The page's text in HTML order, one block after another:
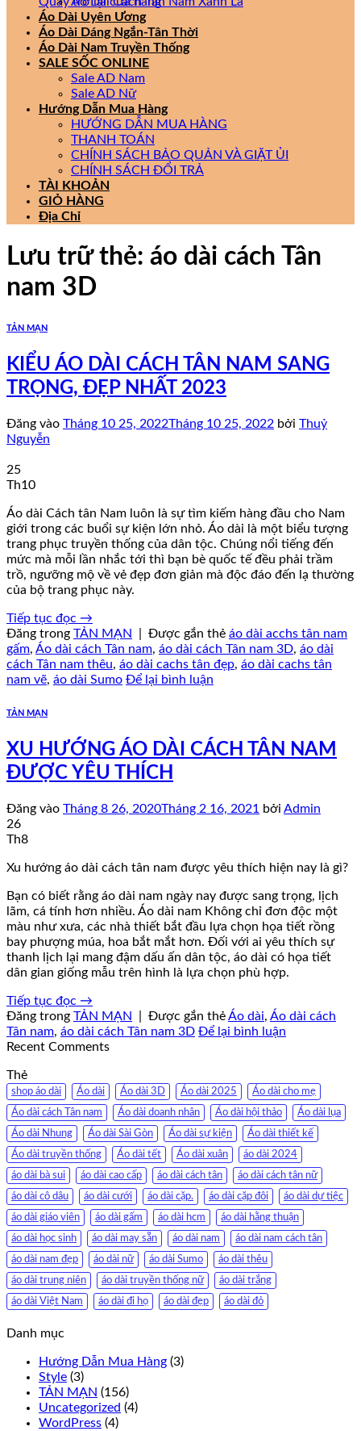
Áo Dài Uyên Ương
Áo Dài Dáng Ngắn-Tân Thời
Áo Dài Nam Truyền Thống
SALE SỐC ONLINE
Sale AD Nam
Sale AD Nữ
Hướng Dẫn Mua Hàng
HƯỚNG DẪN MUA HÀNG
THANH TOÁN
CHÍNH SÁCH BẢO QUẢN VÀ GIẶT ỦI
CHÍNH SÁCH ĐỔI TRẢ
TÀI KHOẢN
GIỎ HÀNG
Địa Chỉ
Lưu trữ thẻ: áo dài cách Tân
nam 3D
TẢN MẠN
KIỂU ÁO DÀI CÁCH TÂN NAM SANG
TRỌNG, ĐẸP NHẤT 2023
Đăng vào Tháng 10 25, 2022Tháng 10 25, 2022 bởi Thuỷ
Nguyễn
25
Th10
Áo dài Cách tân Nam luôn là sự tìm kiếm hàng đầu cho Nam
giới trong các buổi sự kiện lớn nhỏ. Áo dài là một biểu tượng
trang phục truyền thống của dân tộc. Chúng nổi tiếng đến
mức mà mỗi lần nhắc tới thì bạn bè quốc tế đều phải trầm
trồ, ngưỡng mộ về vẻ đẹp đơn giản mà độc đáo đến lạ thường
của bộ trang phục này.
Tiếp tục đọc →
Đăng trong TẢN MẠN Được gắn thẻ áo dài acchs tân nam
gấm, Áo dài cách Tân nam, áo dài cách Tân nam 3D, áo dài
cách Tân nam thêu, áo dài cachs tân đẹp, áo dài cachs tân
nam vẽ, áo dài Sumo Để lại bình luận
TẢN MẠN
XU HƯỚNG ÁO DÀI CÁCH TÂN NAM
ĐƯỢC YÊU THÍCH
Đăng vào Tháng 8 26, 2020Tháng 2 16, 2021 bởi Admin
26
Th8
Xu hướng áo dài cách tân nam được yêu thích hiện nay là gì?
Bạn có biết rằng áo dài nam ngày nay được sang trọng, lịch
lãm, cá tính hơn nhiều. Áo dài nam Không chỉ đơn độc một
màu như xưa, các nhà thiết bắt đầu lựa chọn họa tiết rồng
bay phượng múa, hoa bắt mắt hơn. Đối với ai yêu thích sự
thanh lịch lại mang đậm dấu ấn dân tộc, áo dài có họa tiết
dân gian giống mẫu trên hình là lựa chọn phù hợp.
Tiếp tục đọc →
Đăng trong TẢN MẠN Được gắn thẻÁo dài, Áo dài cách
Tân nam, áo dài cách Tân nam 3D Để lại bình luận
Recent Comments
Thẻ
shop áo dài Áo dài Áo dài 3D Áo dài 2025 Áo dài cho mẹ
Áo dài cách Tân nam Áo dài doanh nhân Áo dài hội thảo Áo dài lụa
Áo dài Nhung Áo dài Sài Gòn Áo dài sự kiện Áo dài thiết kế
Áo dài truyền thống Áo dài tết Áo dài xuân áo dài 2024
áo dài bà sui áo dài cao cấp áo dài cách tân áo dài cách tân nữ
áo dài cô dâu áo dài cưới áo dài cặp. áo dài cặp đôi áo dài dự tiệc
áo dài giáo viên áo dài gấm áo dài hcm áo dài hằng thuận
áo dài học sinh áo dài may sẵn áo dài nam áo dài nam cách tân
áo dài nam đẹp áo dài nữ áo dài Sumo áo dài thêu
áo dài trung niên áo dài truyền thống nữ áo dài trắng
áo dài Việt Nam áo dài đi họ áo dài đẹp áo dài đỏ
Danh mục
Hướng Dẫn Mua Hàng (3)
Style (3)
TẢN MẠN (156)
Uncategorized (4)
WordPress (4)